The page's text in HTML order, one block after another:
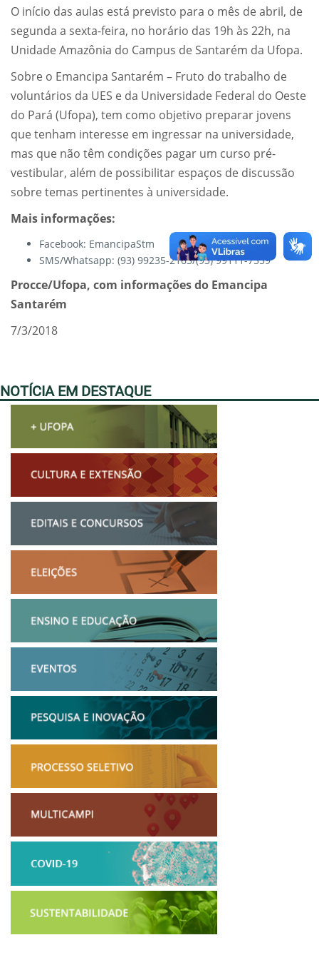
O início das aulas está previsto para o mês de abril, de
segunda a sexta-feira, no horário das 19h às 22h, na
Unidade Amazônia do Campus de Santarém da Ufopa.
Sobre o Emancipa Santarém – Fruto do trabalho de
voluntários da UES e da Universidade Federal do Oeste
do Pará (Ufopa), tem como objetivo preparar jovens
que tenham interesse em ingressar na universidade,
mas que não têm condições pagar um curso pré-
vestibular, além de possibilitar espaços de discussão
sobre temas pertinentes à universidade.
Mais informações:
Facebook: EmancipaStm
SMS/Whatsapp: (93) 99235-2163/(93) 99111-7559
Procce/Ufopa, com informações do Emancipa
Santarém
7/3/2018
NOTÍCIA EM DESTAQUE